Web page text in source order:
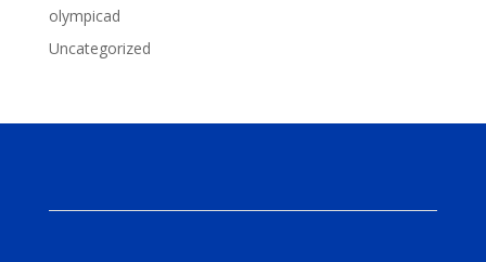
olympicad
Uncategorized